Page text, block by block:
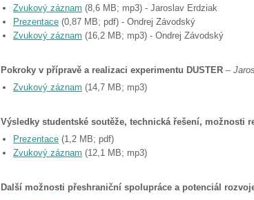
Zvukový záznam (8,6 MB; mp3) - Jaroslav Erdziak
Prezentace (0,87 MB; pdf) - Ondrej Závodský
Zvukový záznam (16,2 MB; mp3) - Ondrej Závodský
Pokroky v přípravě a realizaci experimentu DUSTER –
Zvukový záznam (14,7 MB; mp3)
Výsledky studentské soutěže, technická řešení, možnosti
Prezentace (1,2 MB; pdf)
Zvukový záznam (12,1 MB; mp3)
Další možnosti přeshraniční spolupráce a potenciál